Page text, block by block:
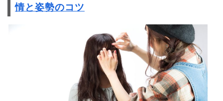
情と姿勢のコツ